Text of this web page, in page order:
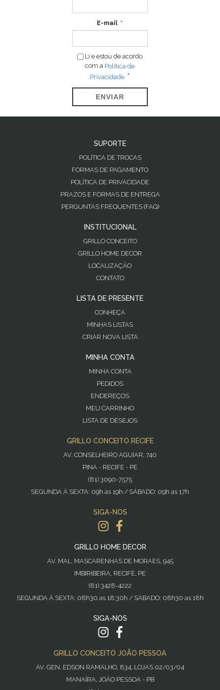
E-mail
Li e estou de acordo
com a Política de
Privacidade.
ENVIAR
SUPORTE
POLÍTICA DE TROCAS
FORMAS DE PAGAMENTO
POLÍTICA DE PRIVACIDADE
PRAZOS E FORMAS DE ENTREGA
PERGUNTAS FREQUENTES (FAQ)
INSTITUCIONAL
GRILLO CONCEITO
GRILLO HOME DECOR
LOCALIZAÇÃO
CONTATO
LISTA DE PRESENTE
CONHEÇA
MINHAS LISTAS
CRIAR NOVA LISTA
MINHA CONTA
MINHA CONTA
PEDIDOS
ENDEREÇOS
MEU CARRINHO
LISTA DE DESEJOS
GRILLO CONCEITO RECIFE
AV. CONSELHEIRO AGUIAR, 740
PINA - RECIFE - PE
(81) 3090-7575
SEGUNDA À SEXTA: 09h as 19h / SÁBADO: 09h as 17h
SIGA-NOS
GRILLO HOME DECOR
AV. MAL. MASCARENHAS DE MORAES, 945
IMBIRIBEIRA, RECIFE, PE
(81) 3428-4222
SEGUNDA À SEXTA: 08h30 as 18:30h / SÁBADO: 08h30 as 18h
SIGA-NOS
GRILLO CONCEITO JOÃO PESSOA
AV. GEN. EDSON RAMALHO, 834, LOJAS 02/03/04
MANAÍRA, JOÃO PESSOA - PB